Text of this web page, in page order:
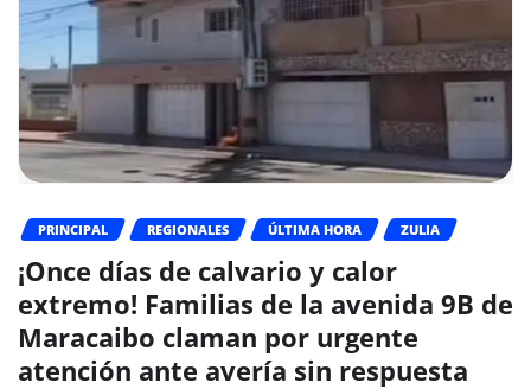
PRINCIPAL REGIONALES ÚLTIMA HORA ZULIA
¡Once días de calvario y calor
extremo! Familias de la avenida 9B de
Maracaibo claman por urgente
atención ante avería sin respuesta